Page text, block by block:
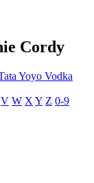
Cordy
Yoyo Vodka
V W X Y Z 0-9